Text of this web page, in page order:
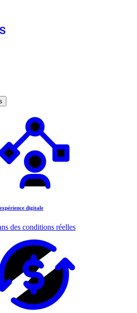
digitale
des conditions réelles